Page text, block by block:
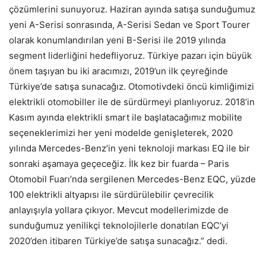
çözümlerini sunuyoruz. Haziran ayında satışa sunduğumuz
yeni A-Serisi sonrasında, A-Serisi Sedan ve Sport Tourer
olarak konumlandırılan yeni B-Serisi ile 2019 yılında
segment liderliğini hedefliyoruz. Türkiye pazarı için büyük
önem taşıyan bu iki aracımızı, 2019’un ilk çeyreğinde
Türkiye’de satışa sunacağız. Otomotivdeki öncü kimliğimizi
elektrikli otomobiller ile de sürdürmeyi planlıyoruz. 2018’in
Kasım ayında elektrikli smart ile başlatacağımız mobilite
seçeneklerimizi her yeni modelde genişleterek, 2020
yılında Mercedes-Benz’in yeni teknoloji markası EQ ile bir
sonraki aşamaya geçeceğiz. İlk kez bir fuarda – Paris
Otomobil Fuarı’nda sergilenen Mercedes-Benz EQC, yüzde
100 elektrikli altyapısı ile sürdürülebilir çevrecilik
anlayışıyla yollara çıkıyor. Mevcut modellerimizde de
sunduğumuz yenilikçi teknolojilerle donatılan EQC’yi
2020’den itibaren Türkiye’de satışa sunacağız.” dedi.